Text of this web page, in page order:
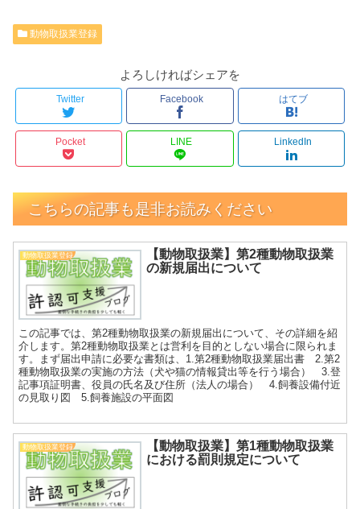
動物取扱業登録
よろしければシェアを
Twitter Facebook はてブ
Pocket LINE LinkedIn
こちらの記事も是非お読みください
動物取扱業登録
【動物取扱業】第2種動物取扱業
の新規届出について
この記事では、第2種動物取扱業の新規届出について、その詳細を紹
介します。第2種動物取扱業とは営利を目的としない場合に限られま
す。まず届出申請に必要な書類は、1.第2種動物取扱業届出書 2.第2
種動物取扱業の実施の方法（犬や猫の情報貸出等を行う場合） 3.登
記事項証明書、役員の氏名及び住所（法人の場合） 4.飼養設備付近
の見取り図 5.飼養施設の平面図
動物取扱業登録
【動物取扱業】第1種動物取扱業
における罰則規定について